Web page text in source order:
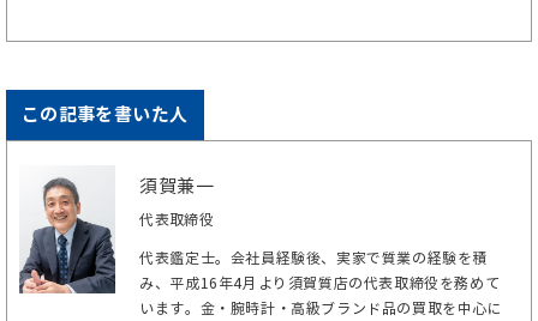
この記事を書いた人
須賀兼一
代表取締役
代表鑑定士。会社員経験後、実家で質業の経験を積
み、平成16年4月より須賀質店の代表取締役を務めて
います。金・腕時計・高級ブランド品の買取を中心に